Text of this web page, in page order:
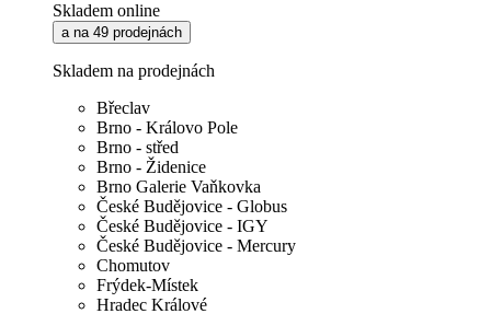
Skladem online
a na 49 prodejnách
Skladem na prodejnách
Břeclav
Brno - Královo Pole
Brno - střed
Brno - Židenice
Brno Galerie Vaňkovka
České Budějovice - Globus
České Budějovice - IGY
České Budějovice - Mercury
Chomutov
Frýdek-Místek
Hradec Králové